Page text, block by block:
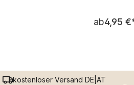
ab4,95 €
kostenloser Versand DE|AT